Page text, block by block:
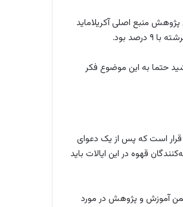
بنا بر نتایج این پژوهش منبع اصلی آکریلاماید
حتما به این موضوع فکر
قرار است که پس از یک دعوای
قهوه در این ایالات باید
آموزش و پژوهش در مورد